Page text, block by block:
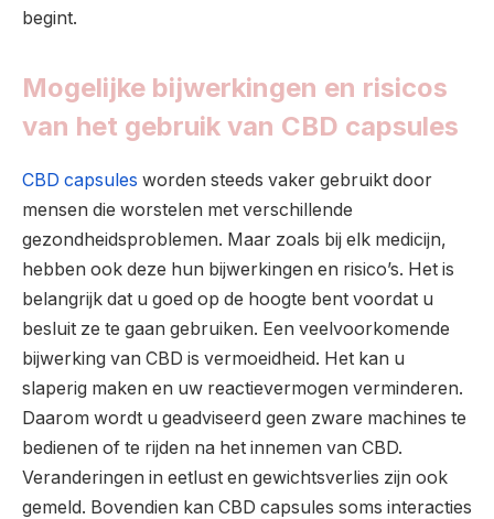
begint.
Mogelijke bijwerkingen en risicos
van het gebruik van CBD capsules
CBD capsules worden steeds vaker gebruikt door
mensen die worstelen met verschillende
gezondheidsproblemen. Maar zoals bij elk medicijn,
hebben ook deze hun bijwerkingen en risico’s. Het is
belangrijk dat u goed op de hoogte bent voordat u
besluit ze te gaan gebruiken. Een veelvoorkomende
bijwerking van CBD is vermoeidheid. Het kan u
slaperig maken en uw reactievermogen verminderen.
Daarom wordt u geadviseerd geen zware machines te
bedienen of te rijden na het innemen van CBD.
Veranderingen in eetlust en gewichtsverlies zijn ook
gemeld. Bovendien kan CBD capsules soms interacties